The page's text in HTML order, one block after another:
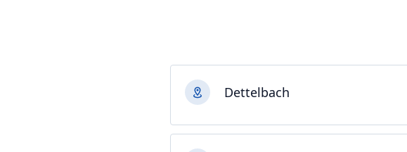
Dettelbach